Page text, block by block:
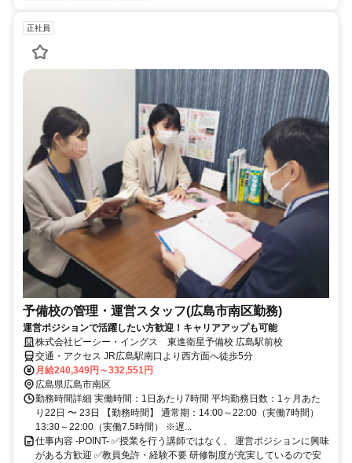
正社員
予備校の管理・運営スタッフ(広島市南区勤務)
運営ポジションで活躍したい方歓迎！キャリアアップも可能
株式会社ビーシー・イングス 東進衛星予備校 広島駅前校
交通・アクセス JR広島駅南口より西方面へ徒歩5分
月給240,349円～332,551円
広島県広島市南区
勤務時間詳細 実働時間：1日あたり7時間 平均勤務日数：1ヶ月あた
り22日 〜 23日 【勤務時間】 通常期：14:00～22:00（実働7時間）
13:30～22:00（実働7.5時間） ※遅...
仕事内容 -POINT- ✅授業を行う講師ではなく、 運営ポジションに興味
がある方歓迎 ✅教員免許・経験不要 研修制度が充実しているので安